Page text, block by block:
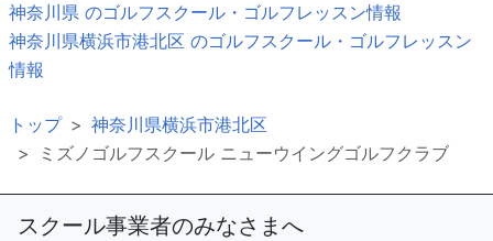
神奈川県 のゴルフスクール・ゴルフレッスン情報
神奈川県横浜市港北区 のゴルフスクール・ゴルフレッスン
情報
トップ
神奈川県横浜市港北区
ミズノゴルフスクール ニューウイングゴルフクラブ
スクール事業者のみなさまへ